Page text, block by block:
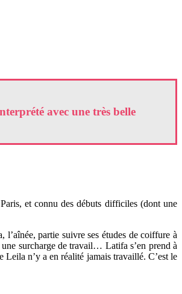
avec une très belle
et connu des débuts difficiles (dont une
partie suivre ses études de coiffure à
surcharge de travail… Latifa s’en prend à
n’y a en réalité jamais travaillé. C’est le